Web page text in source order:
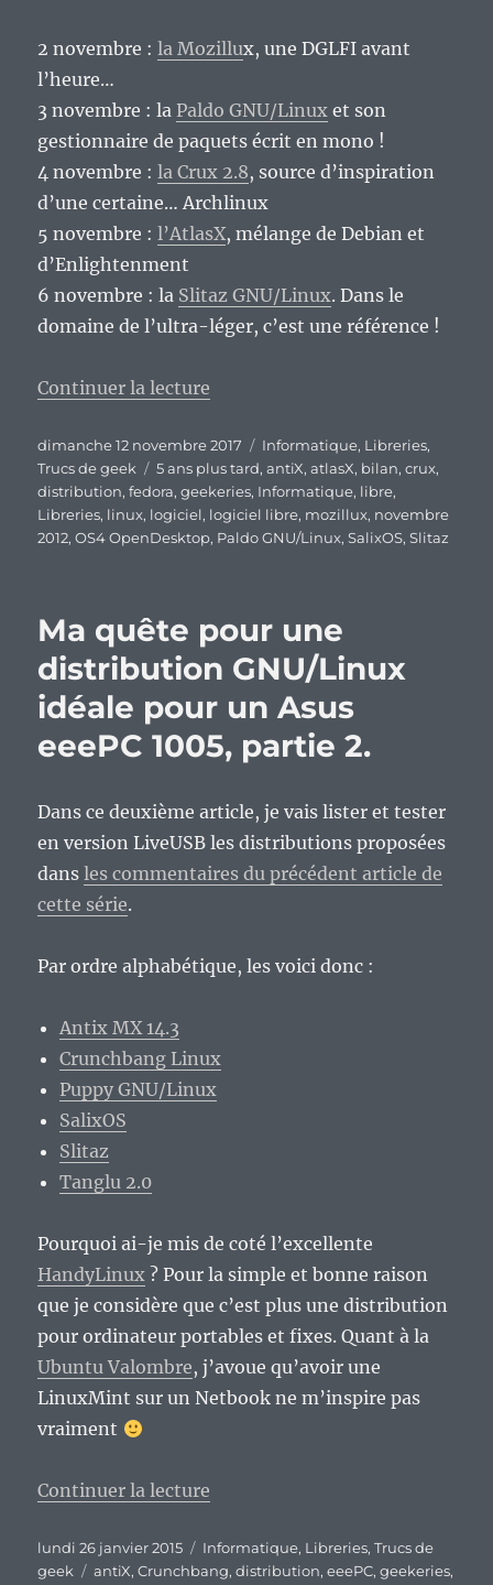
2 novembre :la Mozillux, une DGLFI avant
l’heure…
3 novembre : la Paldo GNU/Linux et son
gestionnaire de paquets écrit en mono !
4 novembre :la Crux 2.8, source d’inspiration
d’une certaine… Archlinux
5 novembre :l’AtlasX, mélange de Debian et
d’Enlightenment
6 novembre : la Slitaz GNU/Linux. Dans le
domaine de l’ultra-léger, c’est une référence !
Continuer la lecture
Publié
le
dimanche 12 novembre 2017 Catégories
Informatique, Libreries,
Trucs de geek
Étiquettes
5 ans plus tard,antiX,atlasX, bilan,crux,
distribution,fedora,geekeries, Informatique, libre,
Libreries, linux, logiciel, logiciel libre, mozillux, novembre
2012,OS4 OpenDesktop, Paldo GNU/Linux,SalixOS,Slitaz
Ma quête pour une
distribution GNU/Linux
idéale pour un Asus
eeePC 1005, partie 2.
Dans ce deuxième article, je vais lister et tester
en version LiveUSB les distributions proposées
dansles commentaires du précédent article de
cette série.
Par ordre alphabétique, les voici donc :
Antix MX 14.3
Crunchbang Linux
Puppy GNU/Linux
SalixOS
Slitaz
Tanglu 2.0
Pourquoi ai-je mis de coté l’excellente
HandyLinux ? Pour la simple et bonne raison
que je considère que c’est plus une distribution
pour ordinateur portables et fixes. Quant à la
Ubuntu Valombre, j’avoue qu’avoir une
LinuxMint sur un Netbook ne m’inspire pas
vraiment
Continuer la lecture
Publié
le
lundi 26 janvier 2015 Catégories
Informatique, Libreries,Trucs de
geek
Étiquettes
antiX,Crunchbang,distribution,eeePC,geekeries,